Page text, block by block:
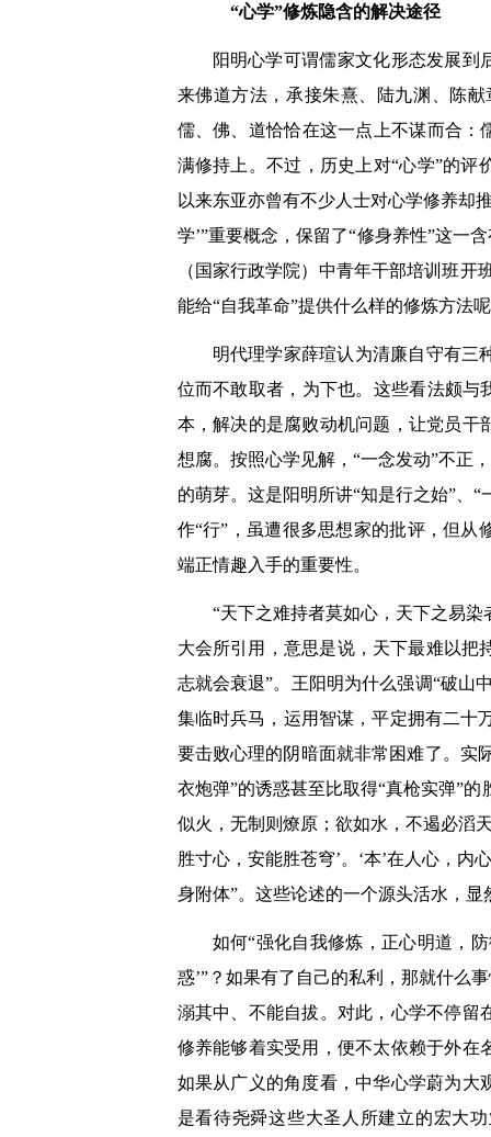
“心学”修炼隐含的解决途径
阳明心学可谓儒家文化形态发展到
来佛道方法，承接朱熹、陆九渊、陈
儒、佛、道恰恰在这一点上不谋而合：
满修持上。不过，历史上对“心学”的
以来东亚亦曾有不少人士对心学修养却
学’”重要概念，保留了“修身养性”这一
（国家行政学院）中青年干部培训班开
能给“自我革命”提供什么样的修炼方法
明代理学家薛瑄认为清廉自守有三
位而不敢取者，为下也。这些看法颇与
本，解决的是腐败动机问题，让党员干
想腐。按照心学见解，“一念发动”不正
的萌芽。这是阳明所讲“知是行之始”、
作“行”，虽遭很多思想家的批评，但
端正情趣入手的重要性。
“天下之难持者莫如心，天下之易
大会所引用，意思是说，天下最难以把
志就会衰退”。王阳明为什么强调“破山
集临时兵马，运用智谋，平定拥有二十
要击败心理的阴暗面就非常困难了。实
衣炮弹”的诱惑甚至比取得“真枪实弹”
似火，无制则燎原；欲如水，不遏必滔
胜寸心，安能胜苍穹’。‘本’在人心，
身附体”。这些论述的一个源头活水，
如何“强化自我修炼，正心明道，
惑’”？如果有了自己的私利，那就什么
溺其中、不能自拔。对此，心学不停留
修养能够着实受用，便不太依赖于外在
如果从广义的角度看，中华心学蔚为大
是看待尧舜这些大圣人所建立的宏大